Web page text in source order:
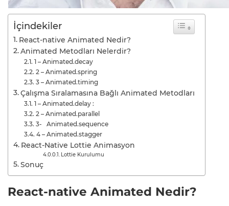
İçindekiler
React-native Animated Nedir?
Animated Metodları Nelerdir?
1 – Animated.decay
2 – Animated.spring
3 – Animated.timing
Çalışma Sıralamasına Bağlı Animated Metodları
1 – Animated.delay :
2 – Animated.parallel
3- Animated.sequence
4 – Animated.stagger
React-Native Lottie Animasyon
Lottie Kurulumu
Sonuç
React-native Animated Nedir?